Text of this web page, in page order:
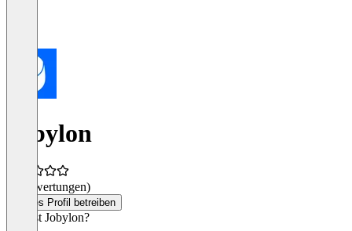
Jobylon
(0 Bewertungen)
Dieses Profil betreiben
Was ist Jobylon?